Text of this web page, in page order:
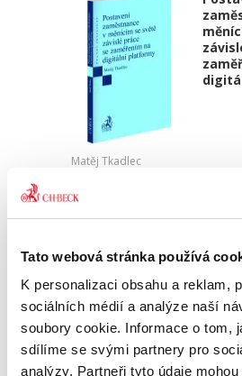
Tato webová stránka používá
K personalizaci obsahu a reklam,
sociálních médií a analýze naší
soubory cookie. Informace o tom,
sdílíme se svými partnery pro
analýzy. Partneři tyto údaje
Matěj Tkadlec
370,00 Kč
největších hybatelů všedního
nás. Vliv těchto fenoménů je
oba zásadním způsobem
modely chování i...